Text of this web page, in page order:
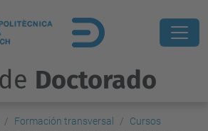
Doctorado
Formación transversal
Cursos